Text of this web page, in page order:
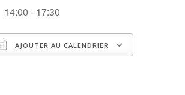
14:00 - 17:30
AJOUTER AU CALENDRIER